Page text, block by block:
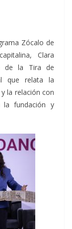
Zócalo de
Clara
de la Tira de
que relata la
la relación con
la fundación y